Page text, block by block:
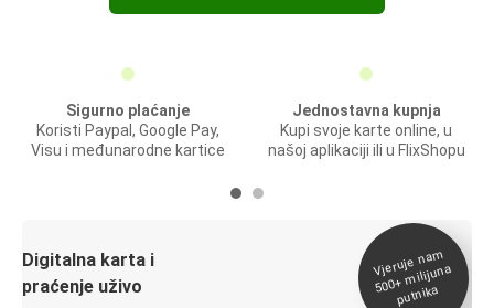
Sigurno plaćanje
Koristi Paypal, Google Pay,
Visu i međunarodne kartice
Jednostavna kupnja
Kupi svoje karte online, u
našoj aplikaciji ili u FlixShopu
Digitalna karta i
praćenje uživo
Vjeruje na
m
500+
milijuna
putnika